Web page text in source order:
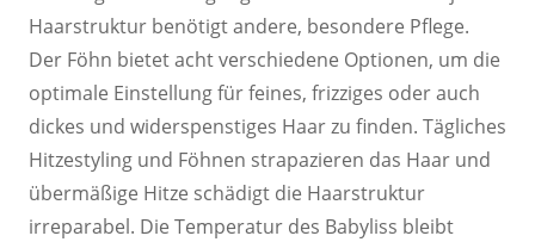
Haarstruktur benötigt andere, besondere Pflege.
Der Föhn bietet acht verschiedene Optionen, um die
optimale Einstellung für feines, frizziges oder auch
dickes und widerspenstiges Haar zu finden. Tägliches
Hitzestyling und Föhnen strapazieren das Haar und
übermäßige Hitze schädigt die Haarstruktur
irreparabel. Die Temperatur des Babyliss bleibt